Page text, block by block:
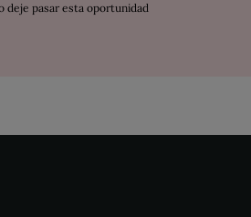
deje pasar esta oportunidad